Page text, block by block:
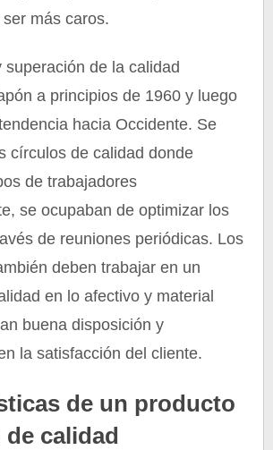
más caros.
superación de la calidad
a principios de 1960 y luego
hacia Occidente. Se
círculos de calidad donde
de trabajadores
se ocupaban de optimizar los
de reuniones periódicas. Los
deben trabajar en un
en lo afectivo y material
buena disposición y
la satisfacción del cliente.
de un producto
calidad